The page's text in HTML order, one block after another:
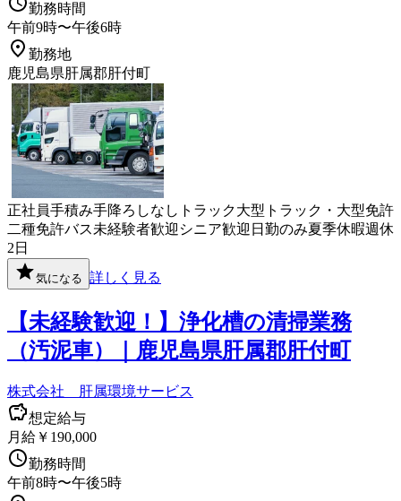
勤務時間
午前9時〜午後6時
勤務地
鹿児島県肝属郡肝付町
正社員手積み手降ろしなし トラック大型トラック・大型免許
二種免許バス未経験者歓迎 シニア歓迎 日勤のみ夏季休暇週休
2日
気になる 詳しく見る
【未経験歓迎！】浄化槽の清掃業務
（汚泥車）｜鹿児島県肝属郡肝付町
株式会社 肝属環境サービス
想定給与
月給￥190,000
勤務時間
午前8時〜午後5時